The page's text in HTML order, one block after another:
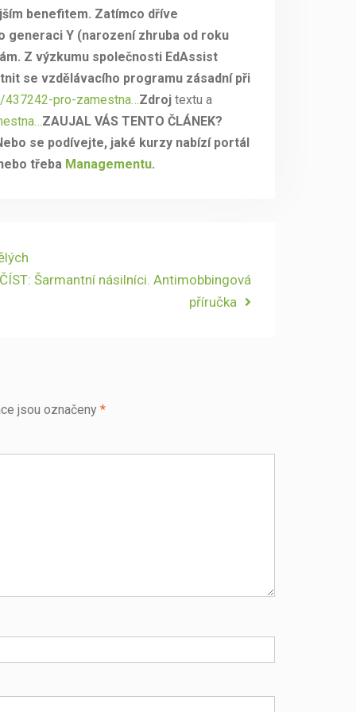
benefitem. Zatímco dříve
generaci Y (narození zhruba od roku
Z výzkumu společnosti EdAssist
se vzdělávacího programu zásadní při
pro-zamestna…Zdroj textu a
ZAUJAL VÁS TENTO ČLÁNEK?
se podívejte, jaké kurzy nabízí portál
třeba Managementu.
Šarmantní násilníci. Antimobbingová
příručka
jsou označeny *